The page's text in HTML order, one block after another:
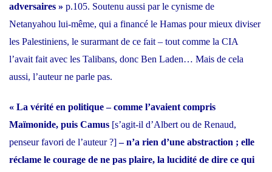
adversaires » p.105. Soutenu aussi par le cynisme de
Netanyahou lui-même, qui a financé le Hamas pourmieux diviser
les Palestiniens, le surarmant de ce fait – tout comme la CIA
l’avait fait avec les Talibans, donc Ben Laden… Mais de cela
aussi, l’auteur ne parle pas.
« La vérité en politique – comme l’avaient compris
Maïmonide, puis Camus [s’agit-il d’Albert ou de Renaud,
penseur favori de l’auteur ?]– n’a rien d’une abstraction ; elle
réclame le courage de ne pas plaire, la lucidité de dire ce qui